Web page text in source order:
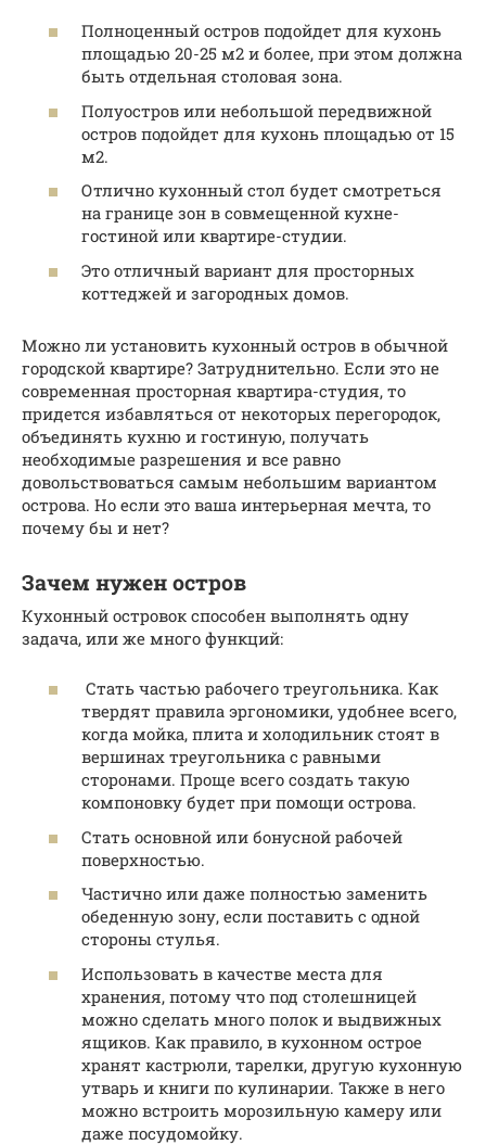
Полноценный остров подойдет для кухонь
площадью 20-25 м2 и более, при этом должна
быть отдельная столовая зона.
Полуостров или небольшой передвижной
остров подойдет для кухонь площадью от 15
м2.
Отлично кухонный стол будет смотреться
на границе зон в совмещенной кухне-
гостиной или квартире-студии.
Это отличный вариант для просторных
коттеджей и загородных домов.
Можно ли установить кухонный остров в обычной
городской квартире? Затруднительно. Если это не
современная просторная квартира-студия, то
придется избавляться от некоторых перегородок,
объединять кухню и гостиную, получать
необходимые разрешения и все равно
довольствоваться самым небольшим вариантом
острова. Но если это ваша интерьерная мечта, то
почему бы и нет?
Зачем нужен остров
Кухонный островок способен выполнять одну
задача, или же много функций:
Стать частью рабочего треугольника. Как
твердят правила эргономики, удобнее всего,
когда мойка, плита и холодильник стоят в
вершинах треугольника с равными
сторонами. Проще всего создать такую
компоновку будет при помощи острова.
Стать основной или бонусной рабочей
поверхностью.
Частично или даже полностью заменить
обеденную зону, если поставить с одной
стороны стулья.
Использовать в качестве места для
хранения, потому что под столешницей
можно сделать много полок и выдвижных
ящиков. Как правило, в кухонном острое
хранят кастрюли, тарелки, другую кухонную
утварь и книги по кулинарии. Также в него
можно встроить морозильную камеру или
даже посудомойку.